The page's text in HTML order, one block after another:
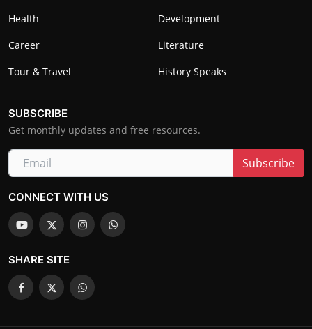
Health
Development
Career
Literature
Tour & Travel
History Speaks
SUBSCRIBE
Get monthly updates and free resources.
Subscribe
CONNECT WITH US
SHARE SITE